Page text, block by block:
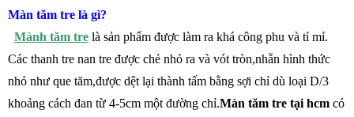
Màn tăm tre là gì?
Mành tăm tre là sản phẩm được làm ra khá công phu và tỉ mỉ.
Các thanh tre nan tre được chẻ nhỏ ra và vót tròn,nhẵn hình thức
nhỏ như que tăm,được dệt lại thành tấm bằng sợi chỉ dù loại D/3
khoảng cách đan từ 4-5cm một đường chỉ.Màn tăm tre tại hcm có